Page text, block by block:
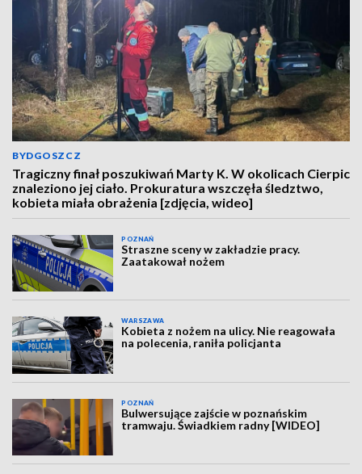
BYDGOSZCZ
Tragiczny finał poszukiwań Marty K. W okolicach Cierpic
znaleziono jej ciało. Prokuratura wszczęła śledztwo,
kobieta miała obrażenia [zdjęcia, wideo]
POZNAŃ
Straszne sceny w zakładzie pracy.
Zaatakował nożem
WARSZAWA
Kobieta z nożem na ulicy. Nie reagowała
na polecenia, raniła policjanta
POZNAŃ
Bulwersujące zajście w poznańskim
tramwaju. Świadkiem radny [WIDEO]